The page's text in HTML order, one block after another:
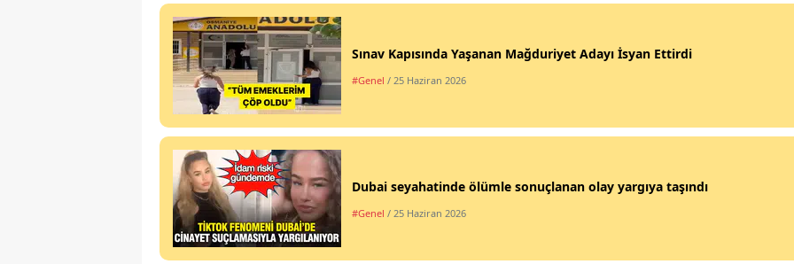
Sınav Kapısında Yaşanan Mağduriyet Adayı İsyan Ettirdi
#Genel / 25 Haziran 2026
Dubai seyahatinde ölümle sonuçlanan olay yargıya taşındı
#Genel / 25 Haziran 2026